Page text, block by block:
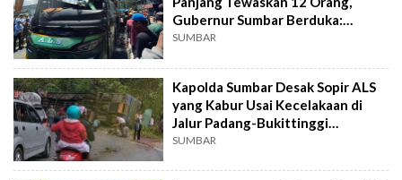
Gubernur Sumbar Berduka:
Perketat Pengawasan!
SUMBAR
Kapolda Sumbar Desak Sopir ALS
yang Kabur Usai Kecelakaan di
Jalur Padang-Bukittinggi
Serahkan Diri
SUMBAR